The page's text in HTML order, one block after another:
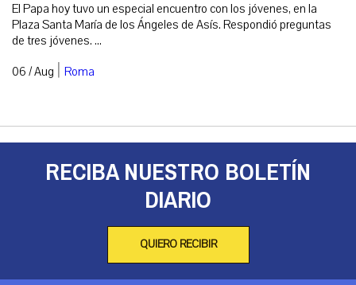
El Papa hoy tuvo un especial encuentro con los jóvenes, en la
Plaza Santa María de los Ángeles de Asís. Respondió preguntas
de tres jóvenes. ...
06 / Aug | Roma
RECIBA NUESTRO BOLETÍN
DIARIO
QUIERO RECIBIR